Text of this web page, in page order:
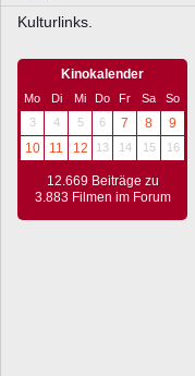
Kulturlinks.
Kinokalender
Mo Di Mi Do Fr Sa
So
3
4 5 6 7 8
9
10
11 12 13 14 15 16
12.669 Beiträge zu
3.883 Filmen im Forum